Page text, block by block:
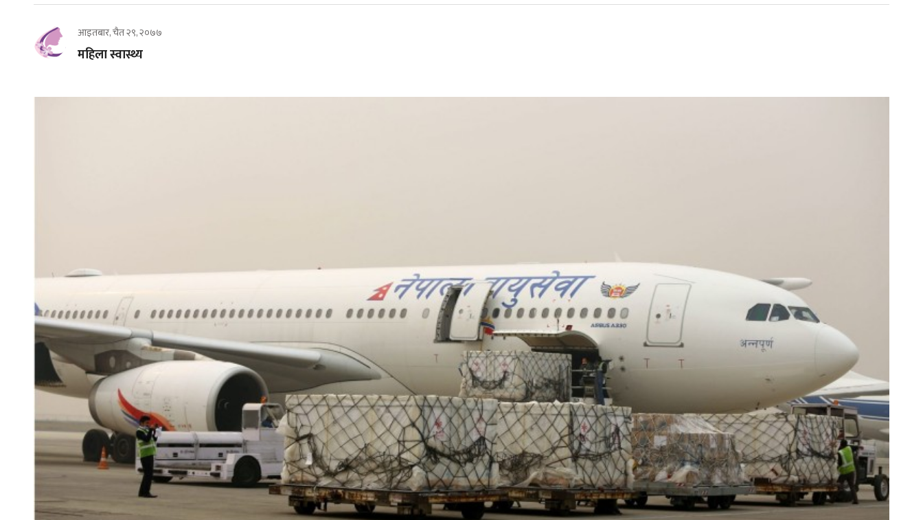
आइतबार, चैत २९, २०७७
महिला स्वास्थ्य